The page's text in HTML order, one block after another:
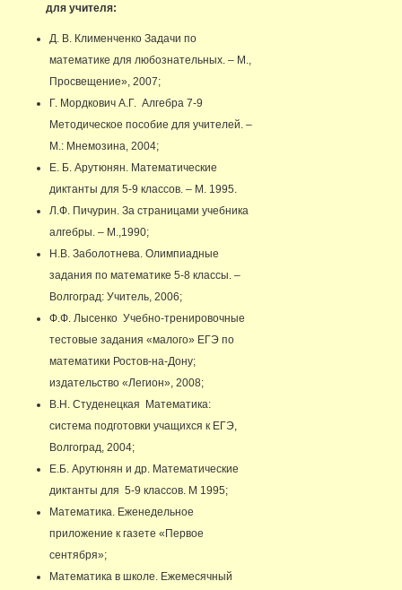
для учителя:
Д. В. Клименченко Задачи по
математике для любознательных. – М.,
Просвещение», 2007;
Г. Мордкович А.Г. Алгебра 7-9
Методическое пособие для учителей. –
М.: Мнемозина, 2004;
Е. Б. Арутюнян. Математические
диктанты для 5-9 классов. – М. 1995.
Л.Ф. Пичурин. За страницами учебника
алгебры. – М.,1990;
Н.В. Заболотнева. Олимпиадные
задания по математике 5-8 классы. –
Волгоград: Учитель, 2006;
Ф.Ф. Лысенко Учебно-тренировочные
тестовые задания «малого» ЕГЭ по
математики Ростов-на-Дону;
издательство «Легион», 2008;
В.Н. Студенецкая Математика:
система подготовки учащихся к ЕГЭ,
Волгоград, 2004;
Е.Б. Арутюнян и др. Математические
диктанты для 5-9 классов. М 1995;
Математика. Еженедельное
приложение к газете «Первое
сентября»;
Математика в школе. Ежемесячный